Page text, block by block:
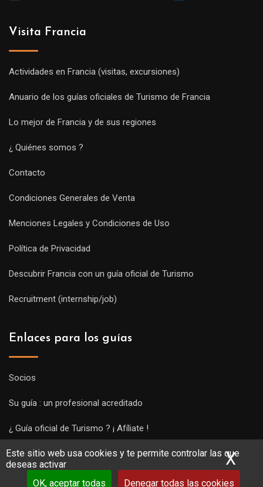
Este sitio web usa cookies y te permite controlar las que
deseas activar
OK, aceptar todas
Denegar todas las cookies
X
Visita Francia
Actividades en Francia (visitas, excursiones)
Anuario de los guías oficiales de Turismo de Francia
Lo mejor de Francia y de sus regiones
¿ Quiénes somos ?
Contacto
Condiciones Generales de Venta
Menciones Legales y Condiciones de Uso
Política de Privacidad
Descubrir Francia con un guía oficial de Turismo
Recruitment (internship/job)
Enlaces para los guías
Socios
Su guía : un profesional acreditado
¿ Guía oficial de Turismo ? ¡ Afíliate !
Subir una visita y empezar a trabajar !